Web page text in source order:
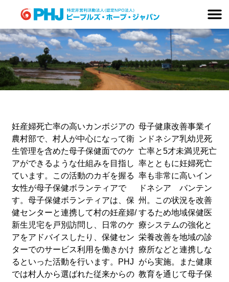
content
妊産婦死亡率の高いカンボジアの
農村部で、村人が中心になって衛
生管理を含めた母子保健面でのケ
アができるような仕組みを目指し
ています。この活動のカギを握る
女性が母子保健ボランティアで
す。母子保健ボランティアは、保
健センターと連携して村の妊産婦/
新生児宅を戸別訪問し、日常のケ
アをアドバイスしたり、保健セン
ターでのサービス利用を働きかけ
るといった活動を行います。PHJ
では村人から選ばれた従来からの
母子健康改善事業イ
ンドネシア乳幼児死
亡率と5才未満児死亡
率とともに妊婦死亡
率も非常に高いイン
ドネシア バンテン
州。この状況を改善
するため地域保健医
療システムの強化と
栄養改善を地域の診
療所などと連携しな
がら実施。また健康
教育を通じて母子保